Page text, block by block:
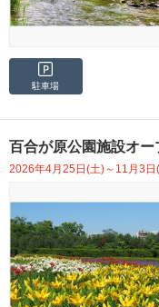
駐車場
百合が原公園施設オー
2026年4月25日(土)～11月3日